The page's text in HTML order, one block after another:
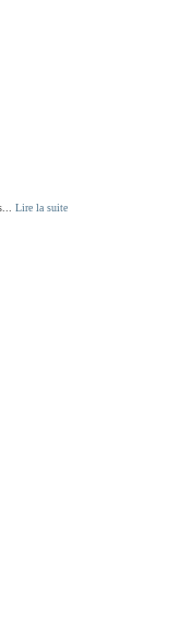
Lire la suite